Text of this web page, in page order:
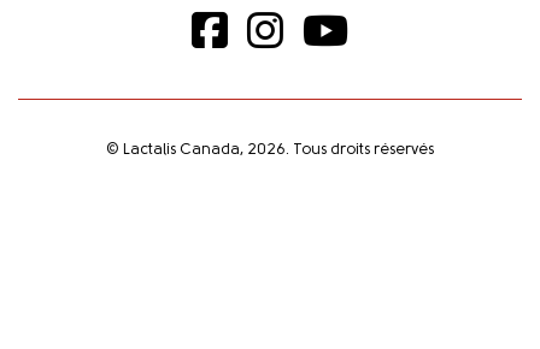
© Lactalis Canada, 2026. Tous droits réservés